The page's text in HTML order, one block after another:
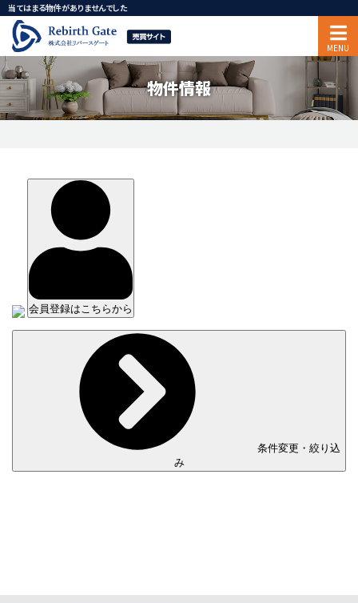
当てはまる物件がありませんでした
物件情報
会員登録はこちらから
条件変更・絞り込
み